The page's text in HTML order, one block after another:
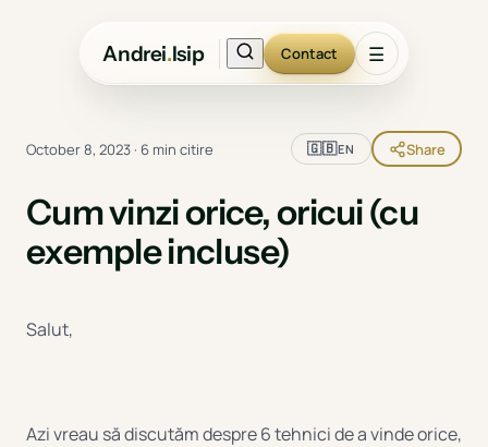
Andrei.Isip Contact ☰
October 8, 2023 · 6 min citire 🇬🇧EN Share
Cum vinzi orice, oricui (cu
exemple incluse)
Salut,
Azi vreau să discutăm despre 6 tehnici de a vinde orice,